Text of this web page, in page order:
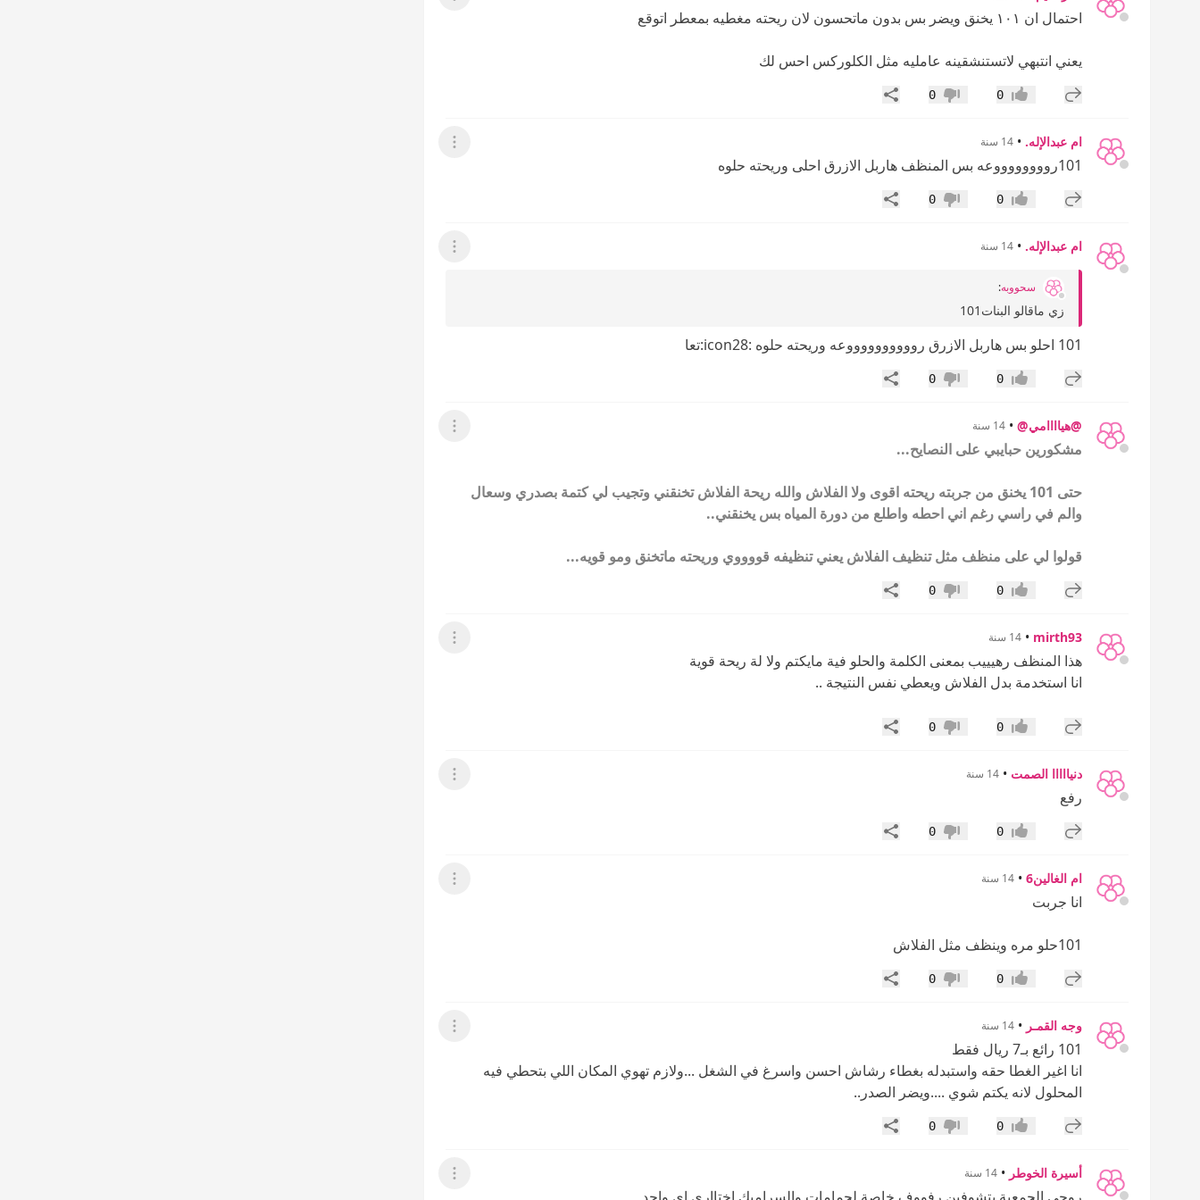
احتمال ان ١٠١ يخنق ويضر بس بدون ماتحسون لان ريحته مغطيه بمعطر اتوقع
يعني انتبهي لاتستنشقينه عامليه مثل الكلوركس احس لك
إضافة رد جديد
إعجاب0 عدم إعجاب
0 مشاركة
ام عبدالإله. • 14 سنة عرض القائمة
101رووووووووعه بس المنظف هاربل الازرق احلى وريحته حلوه
إضافة رد جديد
إعجاب0 عدم إعجاب
0 مشاركة
ام عبدالإله. • 14 سنة عرض القائمة
سحووبه:
زي ماقالو البنات101
101 احلو بس هاربل الازرق رووووووووووعه وريحته حلوه :icon28:تعا
إضافة رد جديد
إعجاب0 عدم إعجاب
0 مشاركة
@هياااامي@ • 14 سنة عرض القائمة
مشكورين حبايبي على النصايح...
حتى 101 يخنق من جربته ريحته اقوى ولا الفلاش والله ريحة الفلاش تخنقني وتجيب لي كتمة بصدري وسعال
والم في راسي رغم اني احطه واطلع من دورة المياه بس يخنقني..
قولوا لي على منظف مثل تنظيف الفلاش يعني تنظيفه قووووي وريحته ماتخنق ومو قويه...
إضافة رد جديد
إعجاب0 عدم إعجاب
0 مشاركة
mirth93
• 14 سنة عرض القائمة
هذا المنظف رهيييب بمعنى الكلمة والحلو فية مايكتم ولا لة ريحة قوية
انا استخدمة بدل الفلاش ويعطي نفس النتيجة ..
إضافة رد جديد
إعجاب0 عدم إعجاب
0 مشاركة
دنيااااا الصمت • 14 سنة عرض القائمة
رفع
إضافة رد جديد
إعجاب0 عدم إعجاب
0 مشاركة
ام الغالين6 • 14 سنة عرض القائمة
انا جربت
101حلو مره وينظف مثل الفلاش
إضافة رد جديد
إعجاب0 عدم إعجاب
0 مشاركة
وجه القمـر • 14 سنة عرض القائمة
101 رائع بـ7 ريال فقط
انا اغير الغطا حقه واستبدله بغطاء رشاش احسن واسرغ في الشغل ...ولازم تهوي المكان اللي بتحطي فيه
المحلول لانه يكتم شوي ....ويضر الصدر..
إضافة رد جديد
إعجاب0 عدم إعجاب
0 مشاركة
أسيرة الخوطر • 14 سنة عرض القائمة